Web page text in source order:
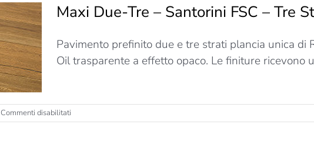
Maxi Due-Tre – Santorini FSC – Tre
Pavimento prefinito due e tre strati plancia unica
Oil trasparente a effetto opaco. Le finiture ricevono
Commenti disabilitati
Maxi